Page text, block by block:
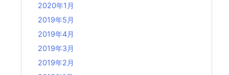
2020年1月
2019年5月
2019年4月
2019年3月
2019年2月